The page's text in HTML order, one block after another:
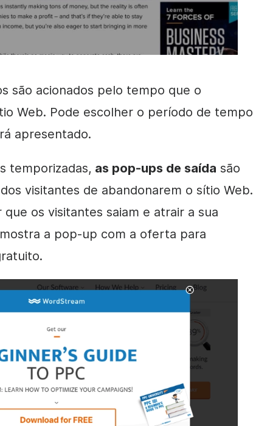
são acionados pelo tempo que o
Web. Pode escolher o período de tempo
apresentado.
temporizadas, as pop-ups de saída são
visitantes de abandonarem o sítio Web.
os visitantes saiam e atrair a sua
mostra a pop-up com a oferta para